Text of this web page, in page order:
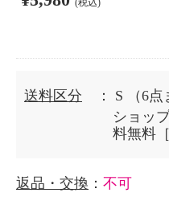
(税込)
送料区分 ： S
（6
ショッ
料無料［
返品・交換 ： 不可